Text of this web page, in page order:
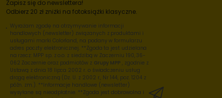
Zapisz się do newslettera!
Odbierz 20 zł zniżki na fotoksiążki klasyczne.
Wyrażam zgodę na otrzymywanie informacji
handlowych (newsletter) związanych z produktami i
usługami marki Colorland, na podany w formularzu
adres poczty elektronicznej. **Zgoda ta jest udzielana
na rzecz: MPP sp. z o.o. z siedzibą w Zaczerniu 190, 36-
062 Zaczernie oraz podmiotów z Grupy MPP , zgodnie z
Ustawą z dnia 18 lipca 2002 r. o świadczeniu usług
drogą elektroniczną (Dz. U. z 2002 r., Nr 144, poz. 1204 z
późn. zm.). **Informacje handlowe (newsletter)
wysyłane są nieodpłatnie. **Zgoda jest dobrowolna i